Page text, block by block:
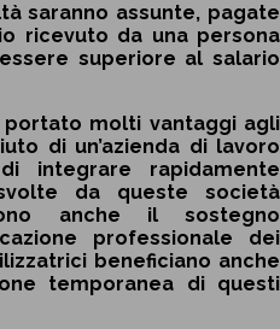
saranno assunte, pagate
ricevuto da una persona
superiore al salario
portato molti vantaggi agli
di un’azienda di lavoro
integrare rapidamente
da queste società
anche il sostegno
professionale dei
beneficiano anche
temporanea di questi